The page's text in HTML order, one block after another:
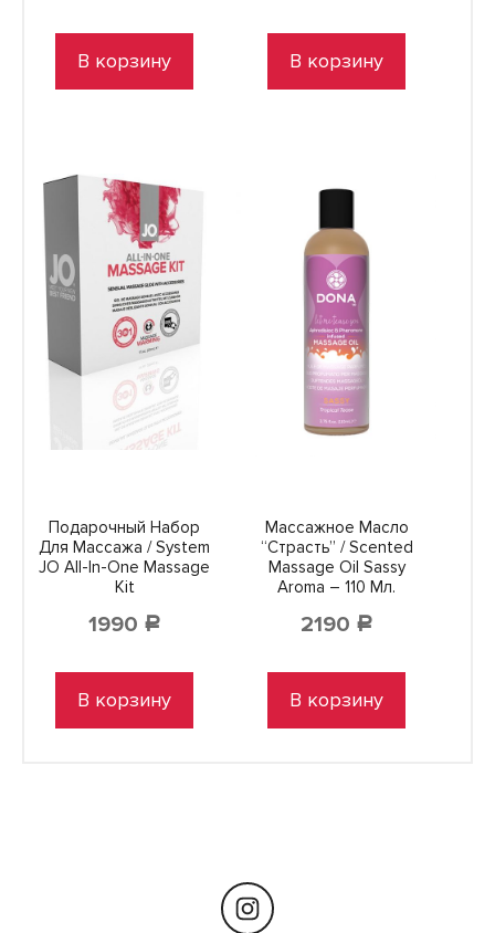
В корзину В корзину
Подарочный Набор
Для Массажа / System
JO All-In-One Massage
Kit
1990 Р
В корзину
Массажное Масло
“Страсть” / Scented
Massage Oil Sassy
Aroma – 110 Мл.
2190 Р
В корзину